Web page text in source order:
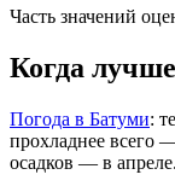
Часть значений
Когда
Погода в Батуми:
прохладнее всего
осадков — в апреле.